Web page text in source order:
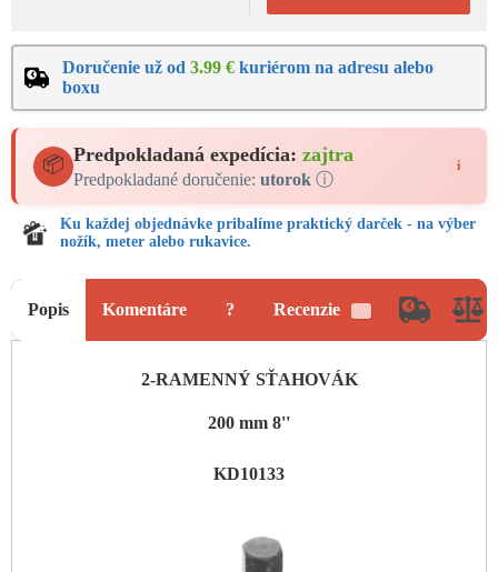
Doručenie už od 3.99 € kuriérom na adresu alebo
boxu
📦 Predpokladaná expedícia: zajtra
Predpokladané doručenie: utorok ⓘ
i
Ku každej objednávke pribalíme praktický darček - na výber
nožík, meter alebo rukavice.
Popis Komentáre ? Recenzie
2-RAMENNÝ SŤAHOVÁK
200 mm 8''
KD10133